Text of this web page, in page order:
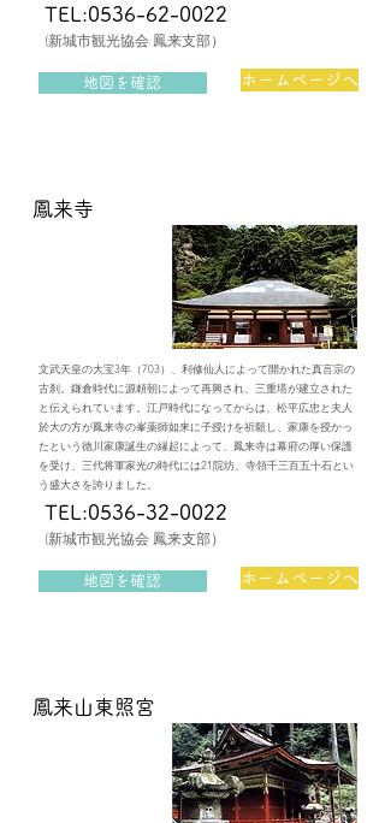
地図を確認
TEL:0536-62-0022
(新城市観光協会 鳳来支部）
ホームページへ
地図を確認
文武天皇の大宝3年（703）、利修仙人によって開かれた真言宗の
古刹。鎌倉時代に源頼朝によって再興され、三重塔が建立された
と伝えられています。江戸時代になってからは、松平広忠と夫人
於大の方が鳳来寺の峯薬師如来に子授けを祈願し、家康を授かっ
たという徳川家康誕生の縁起によって、鳳来寺は幕府の厚い保護
を受け、三代将軍家光の時代には21院坊、寺領千三百五十石とい
う盛大さを誇りました。
​鳳来寺
TEL:0536-32-0022
(新城市観光協会 鳳来支部）
ホームページへ
​鳳来山東照宮